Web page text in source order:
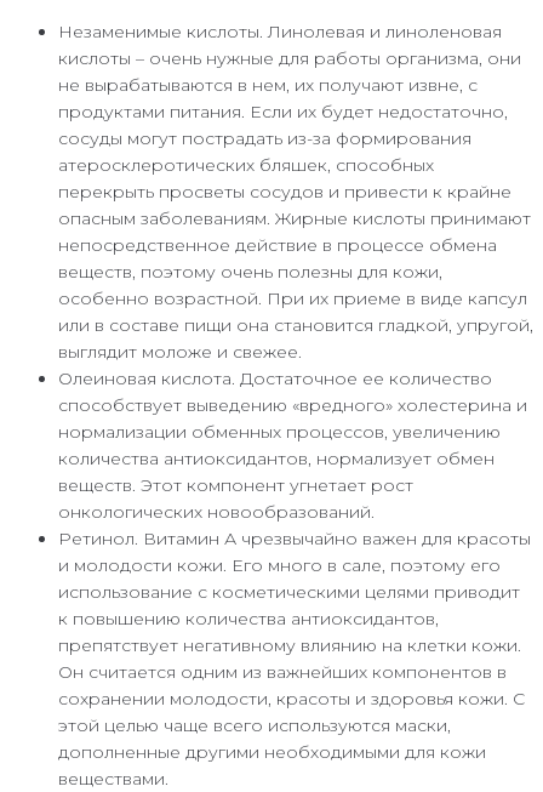
Незаменимые кислоты. Линолевая и линоленовая
кислоты – очень нужные для работы организма, они
не вырабатываются в нем, их получают извне, с
продуктами питания. Если их будет недостаточно,
сосуды могут пострадать из-за формирования
атеросклеротических бляшек, способных
перекрыть просветы сосудов и привести к крайне
опасным заболеваниям. Жирные кислоты принимают
непосредственное действие в процессе обмена
веществ, поэтому очень полезны для кожи,
особенно возрастной. При их приеме в виде капсул
или в составе пищи она становится гладкой, упругой,
выглядит моложе и свежее.
Олеиновая кислота. Достаточное ее количество
способствует выведению «вредного» холестерина и
нормализации обменных процессов, увеличению
количества антиоксидантов, нормализует обмен
веществ. Этот компонент угнетает рост
онкологических новообразований.
Ретинол. Витамин А чрезвычайно важен для красоты
и молодости кожи. Его много в сале, поэтому его
использование с косметическими целями приводит
к повышению количества антиоксидантов,
препятствует негативному влиянию на клетки кожи.
Он считается одним из важнейших компонентов в
сохранении молодости, красоты и здоровья кожи. С
этой целью чаще всего используются маски,
дополненные другими необходимыми для кожи
веществами.